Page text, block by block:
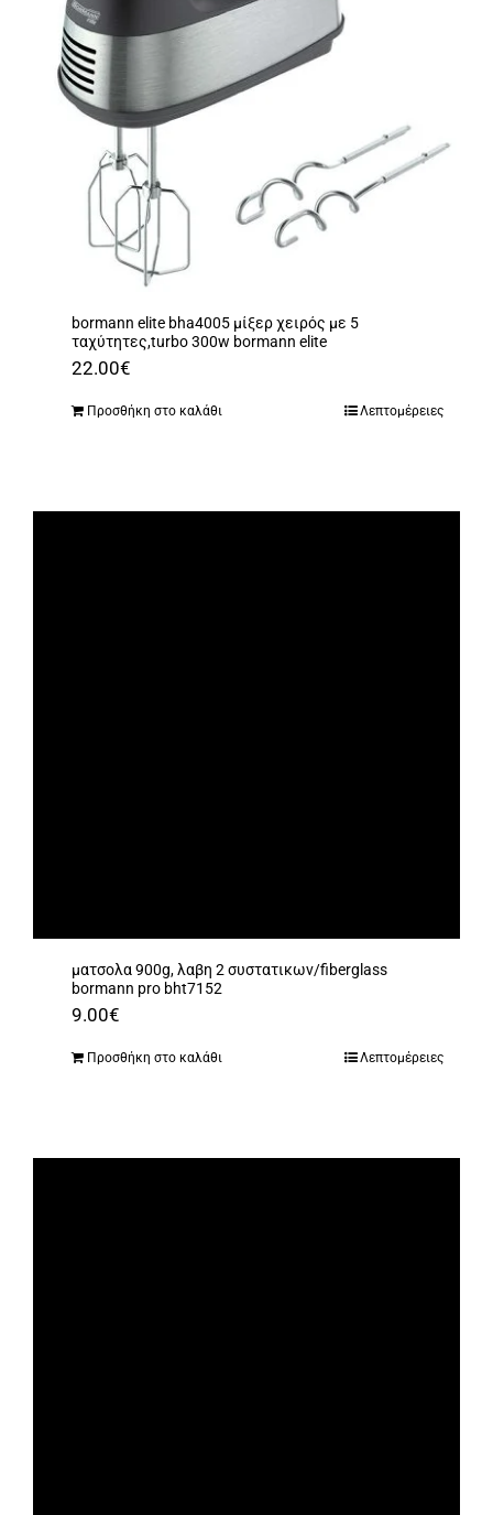
bormann elite bha4005 μίξερ χειρός με 5
ταχύτητες,turbo 300w bormann elite
22.00€
Προσθήκη στο καλάθι Λεπτομέρειες
ματσολα 900g, λαβη 2 συστατικων/fiberglass
bormann pro bht7152
9.00€
Προσθήκη στο καλάθι Λεπτομέρειες